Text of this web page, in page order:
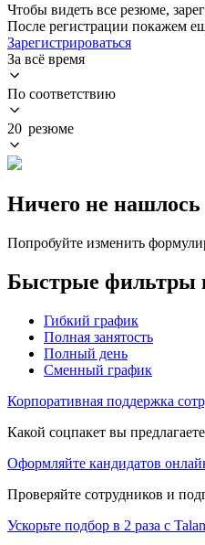
Чтобы видеть все резюме,
После регистрации покажем
Зарегистрироваться
За всё время
По соответствию
20 резюме
Ничего не нашлось
Попробуйте изменить
Быстрые фильтры
Гибкий график
Полная занятость
Полный день
Сменный график
Корпоративная поддержка
Какой соцпакет вы
Оформляйте кандидатов
Проверяйте сотрудников и
Ускорьте подбор в 2 раза с